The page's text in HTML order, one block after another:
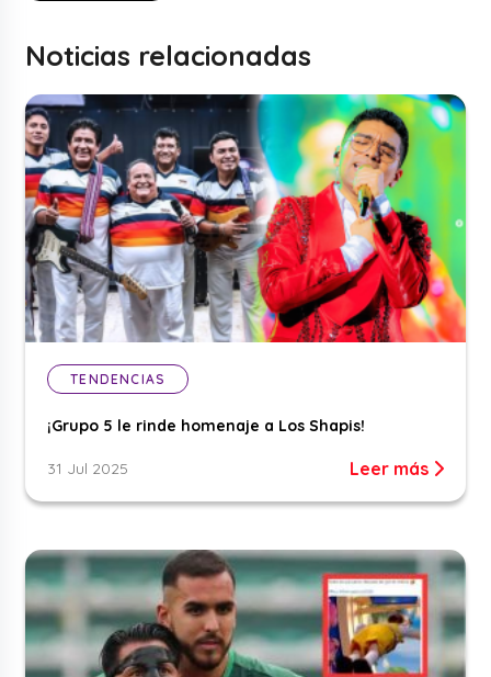
Noticias relacionadas
TENDENCIAS
¡Grupo 5 le rinde homenaje a Los Shapis!
31 Jul 2025 Leer más